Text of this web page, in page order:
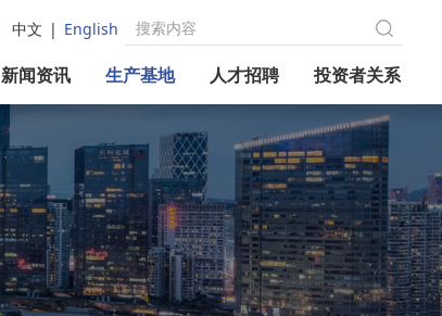
中文 | English
新闻资讯 生产基地 人才招聘 投资者关系